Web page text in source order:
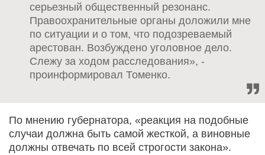
серьезный общественный резонанс.
Правоохранительные органы доложили мне
по ситуации и о том, что подозреваемый
арестован. Возбуждено уголовное дело.
Слежу за ходом расследования», -
проинформировал Томенко.
По мнению губернатора, «реакция на подобные
случаи должна быть самой жесткой, а виновные
должны отвечать по всей строгости закона».